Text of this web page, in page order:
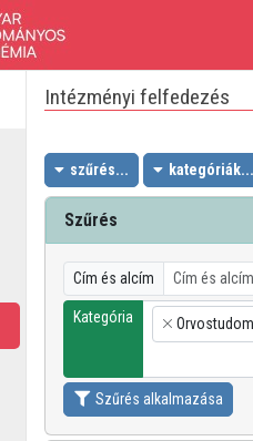
Tartalom kihagyása
Intézményi felfedezés
szűrés... kategóriák...
Szűrés
Cím és alcím
Kategória
×
Szűrés alkalmazása